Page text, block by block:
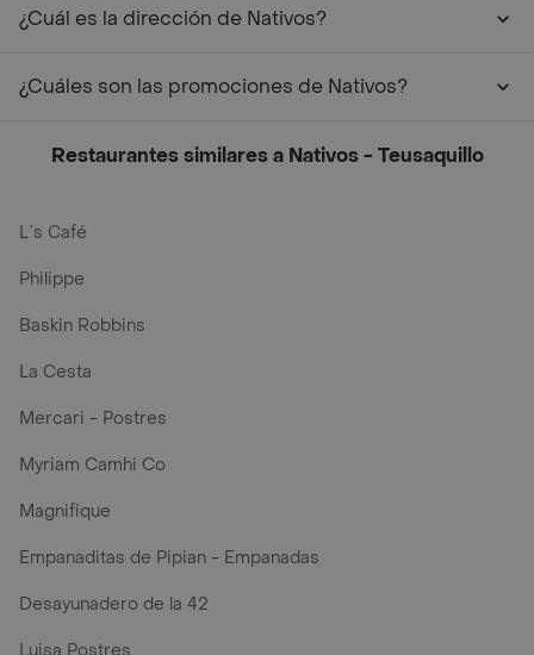
¿Cuál es la dirección de Nativos?
¿Cuáles son las promociones de Nativos?
Restaurantes similares a Nativos - Teusaquillo
L´s Café
Philippe
Baskin Robbins
La Cesta
Mercari - Postres
Myriam Camhi Co
Magnifique
Empanaditas de Pipian - Empanadas
Desayunadero de la 42